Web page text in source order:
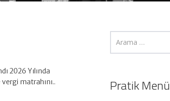
2026 Yılında
matrahını..
Pratik Menü